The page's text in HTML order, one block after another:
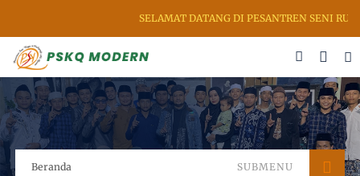
SELAMAT DATANG DI PESANTREN SENI
Beranda SUBMENU